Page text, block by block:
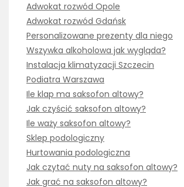
Adwokat rozwód Opole
Adwokat rozwód Gdańsk
Personalizowane prezenty dla niego
Wszywka alkoholowa jak wygląda?
Instalacja klimatyzacji Szczecin
Podiatra Warszawa
Ile klap ma saksofon altowy?
Jak czyścić saksofon altowy?
Ile waży saksofon altowy?
Sklep podologiczny
Hurtowania podologiczna
Jak czytać nuty na saksofon altowy?
Jak grać na saksofon altowy?